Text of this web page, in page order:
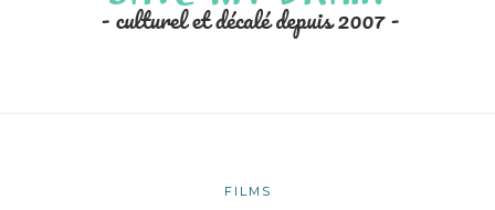
FILMS